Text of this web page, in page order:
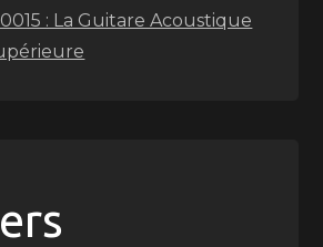
: La Guitare Acoustique